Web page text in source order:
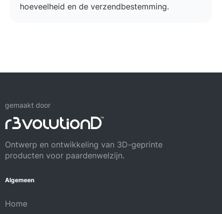
hoeveelheid en de verzendbestemming.
gemaakt door
Ontwerp en ontwikkeling van 3D-geprinte
producten voor paardenwelzijn.
Algemeen
Home